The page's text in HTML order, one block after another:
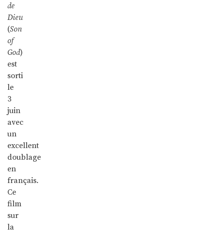
de
Dieu
(Son
of
God)
est
sorti
le
3
juin
avec
un
excellent
doublage
en
français.
Ce
film
sur
la